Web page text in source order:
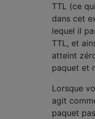
TTL (ce
dans cet
lequel il
TTL, et
atteint
paquet et
Lorsque
agit
paquet